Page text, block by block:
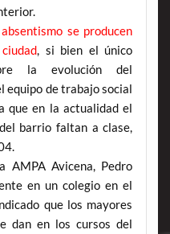
se producen
, si bien el único
la evolución del
equipo de trabajo social
que en la actualidad el
barrio faltan a clase,
Avicena, Pedro
en un colegio en el
que los mayores
dan en los cursos del